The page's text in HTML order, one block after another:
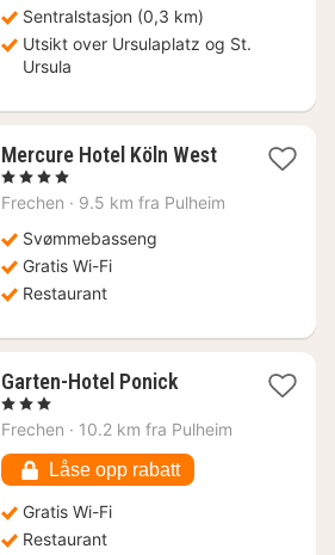
Sentralstasjon (0,3 km)
Utsikt over Ursulaplatz og St.
Ursula
Mercure Hotel Köln West1
fra
, 4 Stjerner
Frechen · 9.5 km fra Pulheim
Svømmebasseng
Gratis Wi-Fi
Restaurant
Garten-Hotel Ponick1
fra
kr.
, 3 Stjerner
Frechen · 10.2 km fra Pulheim
Låse opp rabatt
Gratis Wi-Fi
Restaurant